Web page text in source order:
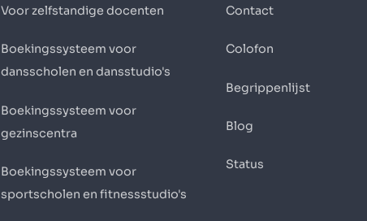
Voor zelfstandige docenten
Boekingssysteem voor
dansscholen en dansstudio's
Boekingssysteem voor
gezinscentra
Boekingssysteem voor
sportscholen en fitnessstudio's
Contact
Colofon
Begrippenlijst
Blog
Status